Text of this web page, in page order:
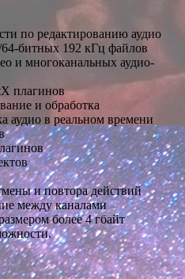
по редактированию аудио
битных 192 кГц файлов
и многоканальных аудио-
плагинов
и обработка
аудио в реальном времени
и повтора действий
между каналами
более 4 гбайт